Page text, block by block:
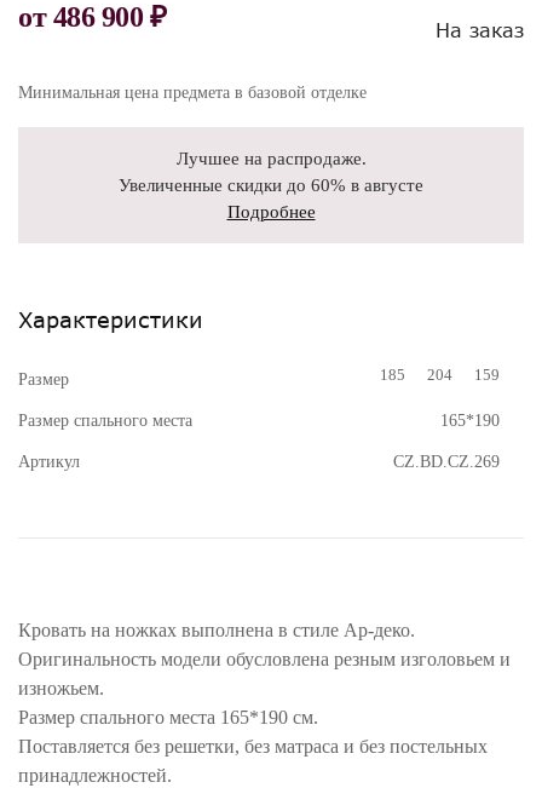
от486 900 ₽ На заказ
Минимальная цена предмета в базовой отделке
Лучшее на распродаже.
Увеличенные скидки до 60% в августе
Подробнее
Характеристики
Размер 185 204 159
Размер спального места 165*190
Артикул CZ.BD.CZ.269
Кровать на ножках выполнена в стиле Ар-деко.
Оригинальность модели обусловлена резным изголовьем и
изножьем.
Размер спального места 165*190 см.
Поставляется без решетки, без матраса и без постельных
принадлежностей.